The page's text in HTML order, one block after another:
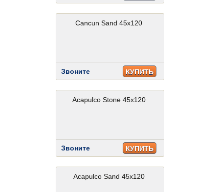
Cancun Sand 45x120
Звоните КУПИТЬ
Acapulco Stone 45x120
Звоните КУПИТЬ
Acapulco Sand 45x120